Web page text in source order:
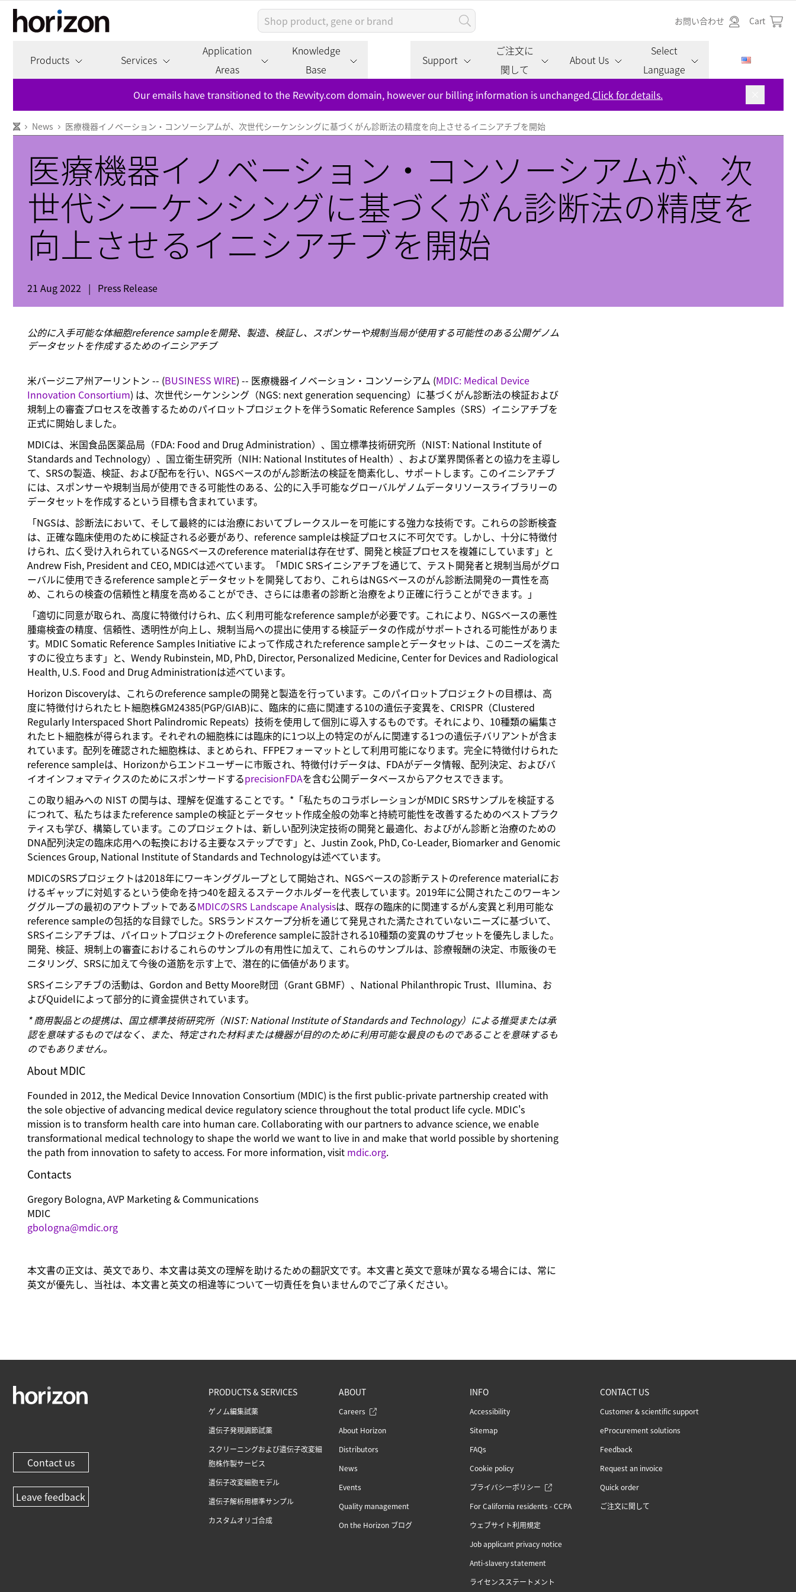
お問い合わせ Cart
Products Services
Application
Areas
Knowledge
Base
Support
ご注文に
関して
About Us
Select
Language
Our emails have transitioned to the Revvity.com domain, however our billing information is unchanged.Click for details.
News 医療機器イノベーション・コンソーシアムが、次世代シーケンシングに基づくがん診断法の精度を向上させるイニシアチブを開始
医療機器イノベーション・コンソーシアムが、次
世代シーケンシングに基づくがん診断法の精度を
向上させるイニシアチブを開始
21 Aug 2022 | Press Release
公的に入手可能な体細胞reference sampleを開発、製造、検証し、スポンサーや規制当局が使用する可能性のある公開ゲノム
データセットを作成するためのイニシアチブ
米バージニア州アーリントン -- (BUSINESS WIRE) -- 医療機器イノベーション・コンソーシアム (MDIC: Medical Device
Innovation Consortium) は、次世代シーケンシング（NGS: next generation sequencing）に基づくがん診断法の検証および
規制上の審査プロセスを改善するためのパイロットプロジェクトを伴うSomatic Reference Samples（SRS）イニシアチブを
正式に開始しました。
MDICは、米国食品医薬品局（FDA: Food and Drug Administration）、国立標準技術研究所（NIST: National Institute of
Standards and Technology）、国立衛生研究所（NIH: National Institutes of Health）、および業界関係者との協力を主導し
て、SRSの製造、検証、および配布を行い、NGSベースのがん診断法の検証を簡素化し、サポートします。このイニシアチブ
には、スポンサーや規制当局が使用できる可能性のある、公的に入手可能なグローバルゲノムデータリソースライブラリーの
データセットを作成するという目標も含まれています。
「NGSは、診断法において、そして最終的には治療においてブレークスルーを可能にする強力な技術です。これらの診断検査
は、正確な臨床使用のために検証される必要があり、reference sampleは検証プロセスに不可欠です。しかし、十分に特徴付
けられ、広く受け入れられているNGSベースのreference materialは存在せず、開発と検証プロセスを複雑にしています」と
Andrew Fish, President and CEO, MDICは述べています。「MDIC SRSイニシアチブを通じて、テスト開発者と規制当局がグロ
ーバルに使用できるreference sampleとデータセットを開発しており、これらはNGSベースのがん診断法開発の一貫性を高
め、これらの検査の信頼性と精度を高めることができ、さらには患者の診断と治療をより正確に行うことができます。」
「適切に同意が取られ、高度に特徴付けられ、広く利用可能なreference sampleが必要です。これにより、NGSベースの悪性
腫瘍検査の精度、信頼性、透明性が向上し、規制当局への提出に使用する検証データの作成がサポートされる可能性がありま
す。MDIC Somatic Reference Samples Initiative によって作成されたreference sampleとデータセットは、このニーズを満た
すのに役立ちます」と、Wendy Rubinstein, MD, PhD, Director, Personalized Medicine, Center for Devices and Radiological
Health, U.S. Food and Drug Administrationは述べています。
Horizon Discoveryは、これらのreference sampleの開発と製造を行っています。このパイロットプロジェクトの目標は、高
度に特徴付けられたヒト細胞株GM24385(PGP/GIAB)に、臨床的に癌に関連する10の遺伝子変異を、CRISPR（Clustered
Regularly Interspaced Short Palindromic Repeats）技術を使用して個別に導入するものです。それにより、10種類の編集さ
れたヒト細胞株が得られます。それぞれの細胞株には臨床的に1つ以上の特定のがんに関連する1つの遺伝子バリアントが含ま
れています。配列を確認された細胞株は、まとめられ、FFPEフォーマットとして利用可能になります。完全に特徴付けられた
reference sampleは、Horizonからエンドユーザーに市販され、特徴付けデータは、FDAがデータ情報、配列決定、およびバ
イオインフォマティクスのためにスポンサードするprecisionFDAを含む公開データベースからアクセスできます。
この取り組みへの NIST の関与は、理解を促進することです。*「私たちのコラボレーションがMDIC SRSサンプルを検証する
につれて、私たちはまたreference sampleの検証とデータセット作成全般の効率と持続可能性を改善するためのベストプラク
ティスも学び、構築しています。このプロジェクトは、新しい配列決定技術の開発と最適化、およびがん診断と治療のための
DNA配列決定の臨床応用への転換における主要なステップです」と、Justin Zook, PhD, Co-Leader, Biomarker and Genomic
Sciences Group, National Institute of Standards and Technologyは述べています。
MDICのSRSプロジェクトは2018年にワーキンググループとして開始され、NGSベースの診断テストのreference materialにお
けるギャップに対処するという使命を持つ40を超えるステークホルダーを代表しています。2019年に公開されたこのワーキン
ググループの最初のアウトプットであるMDICのSRS Landscape Analysisは、既存の臨床的に関連するがん変異と利用可能な
reference sampleの包括的な目録でした。SRSランドスケープ分析を通じて発見された満たされていないニーズに基づいて、
SRSイニシアチブは、パイロットプロジェクトのreference sampleに設計される10種類の変異のサブセットを優先しました。
開発、検証、規制上の審査におけるこれらのサンプルの有用性に加えて、これらのサンプルは、診療報酬の決定、市販後のモ
ニタリング、SRSに加えて今後の道筋を示す上で、潜在的に価値があります。
SRSイニシアチブの活動は、Gordon and Betty Moore財団（Grant GBMF）、National Philanthropic Trust、Illumina、お
よびQuidelによって部分的に資金提供されています。
* 商用製品との提携は、国立標準技術研究所（NIST: National Institute of Standards and Technology）による推奨または承
認を意味するものではなく、また、特定された材料または機器が目的のために利用可能な最良のものであることを意味するも
のでもありません。
About MDIC
Founded in 2012, the Medical Device Innovation Consortium (MDIC) is the first public-private partnership created with
the sole objective of advancing medical device regulatory science throughout the total product life cycle. MDIC's
mission is to transform health care into human care. Collaborating with our partners to advance science, we enable
transformational medical technology to shape the world we want to live in and make that world possible by shortening
the path from innovation to safety to access. For more information, visit mdic.org.
Contacts
Gregory Bologna, AVP Marketing & Communications
MDIC
gbologna@mdic.org
本文書の正文は、英文であり、本文書は英文の理解を助けるための翻訳文です。本文書と英文で意味が異なる場合には、常に
英文が優先し、当社は、本文書と英文の相違等について一切責任を負いませんのでご了承ください。
Contact us
Leave feedback
PRODUCTS & SERVICES
ゲノム編集試薬
遺伝子発現調節試薬
スクリーニングおよび遺伝子改変細
胞株作製サービス
遺伝子改変細胞モデル
遺伝子解析用標準サンプル
カスタムオリゴ合成
ABOUT
Careers
About Horizon
Distributors
News
Events
Quality management
On the Horizon ブログ
INFO
Accessibility
Sitemap
FAQs
Cookie policy
プライバシーポリシー
For California residents - CCPA
ウェブサイト利用規定
Job applicant privacy notice
Anti-slavery statement
ライセンスステートメント
CONTACT US
Customer & scientific support
eProcurement solutions
Feedback
Request an invoice
Quick order
ご注文に関して